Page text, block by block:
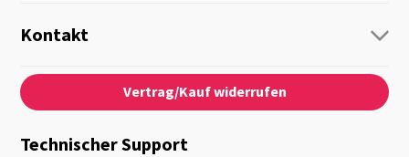
Personenführung
Audio
Notfallvorsorge
Motorrad
Kontakt
Kontaktformular
Über Uns
News
Kataloge
Vertrag/Kauf widerrufen
Technischer Support